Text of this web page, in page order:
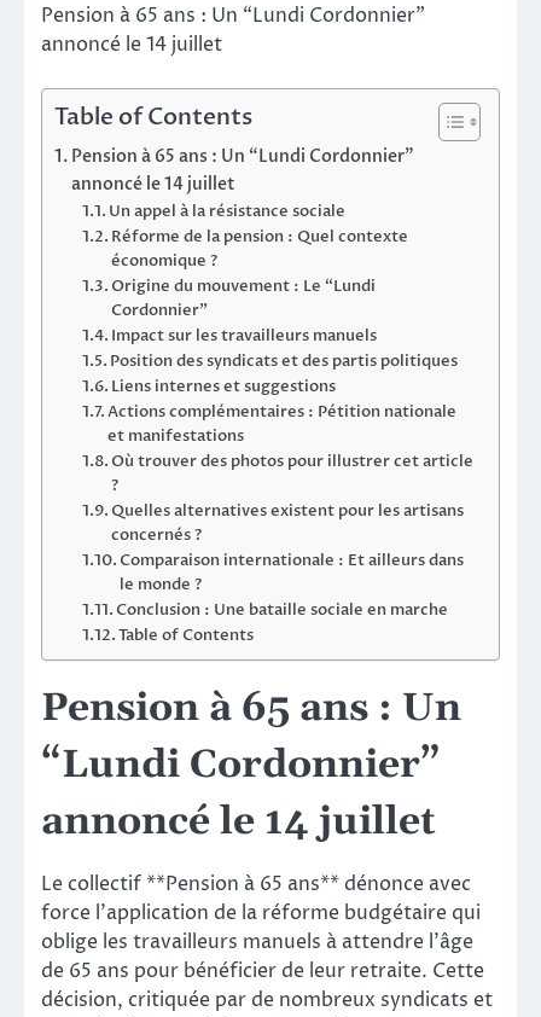
Pension à 65 ans : Un “Lundi Cordonnier”
annoncé le 14 juillet
Table of Contents
Pension à 65 ans : Un “Lundi Cordonnier”
annoncé le 14 juillet
Un appel à la résistance sociale
Réforme de la pension : Quel contexte
économique ?
Origine du mouvement : Le “Lundi
Cordonnier”
Impact sur les travailleurs manuels
Position des syndicats et des partis politiques
Liens internes et suggestions
Actions complémentaires : Pétition nationale
et manifestations
Où trouver des photos pour illustrer cet article
?
Quelles alternatives existent pour les artisans
concernés ?
Comparaison internationale : Et ailleurs dans
le monde ?
Conclusion : Une bataille sociale en marche
Table of Contents
Pension à 65 ans : Un
“Lundi Cordonnier”
annoncé le 14 juillet
Le collectif **Pension à 65 ans** dénonce avec
force l’application de la réforme budgétaire qui
oblige les travailleurs manuels à attendre l’âge
de 65 ans pour bénéficier de leur retraite. Cette
décision, critiquée par de nombreux syndicats et